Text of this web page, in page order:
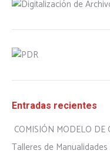
Entradas recientes
COMISIÓN MODELO
Talleres de